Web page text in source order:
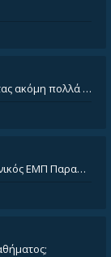
Έχοντας φτάσει πια 8ο έτος , χρωστώντας ακόμη πολλά και χωρίς καμία όρεξη ούτε να διαβάσω μόνος μου ούτε να παρακολουθήσ
Υποψήφιος Διδάκτορας, Χημικός Μηχανικός ΕΜΠ Παραδίδω ιδιαίτερα μαθήματα μέσης και ανώτατης εκπαίδευσης σε θετικές και τε